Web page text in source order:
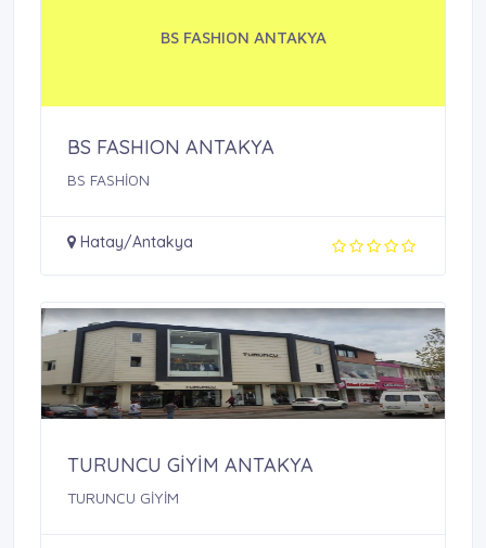
BS FASHION ANTAKYA
BS FASHION ANTAKYA
BS FASHİON
Hatay/Antakya
TURUNCU GİYİM ANTAKYA
TURUNCU GİYİM